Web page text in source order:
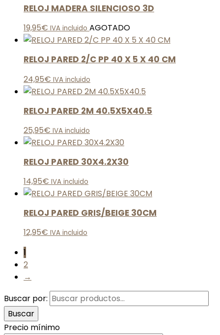
RELOJ MADERA SILENCIOSO 3D
19,95€ IVA incluido AGOTADO
RELOJ PARED 2/C PP 40 X 5 X 40 CM
24,95€ IVA incluido
RELOJ PARED 2M 40.5X5X40.5
25,95€ IVA incluido
RELOJ PARED 30X4.2X30
14,95€ IVA incluido
RELOJ PARED GRIS/BEIGE 30CM
12,95€ IVA incluido
1
2
→
Buscar por:
Buscar
Precio mínimo